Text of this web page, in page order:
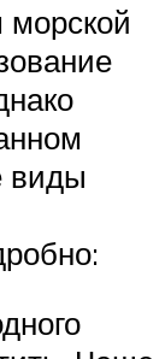
морской
виды